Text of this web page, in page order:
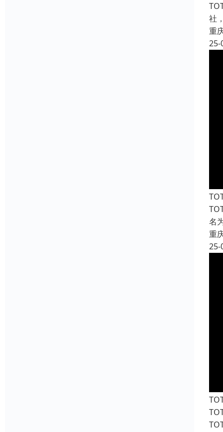
社
重
25-
名
重
25-